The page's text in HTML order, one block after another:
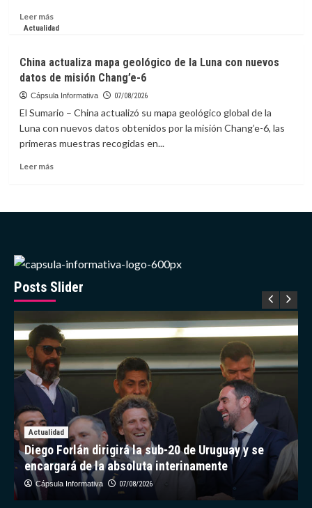
Leer másLeer
más
presenta
la
candidatura
Caracas
para
los
2030
Actualidad
China actualiza mapa geológico de la Luna con nuevos
datos de misión Chang’e-6
Cápsula Informativa 07/08/2026
El Sumario – China actualizó su mapa geológico global de la
Luna con nuevos datos obtenidos por la misión Chang’e-6, las
primeras muestras recogidas en...
Leer másLeer
la
Luna
nuevos
datos
de
misión
Chang’e-
6
Posts Slider
Actualidad
Diego Forlán dirigirá la sub-20 de Uruguay y se
encargará de la absoluta interinamente
Cápsula Informativa 07/08/2026